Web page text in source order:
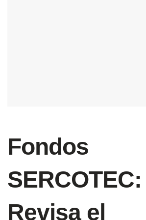
Fondos
SERCOTEC:
Revisa el